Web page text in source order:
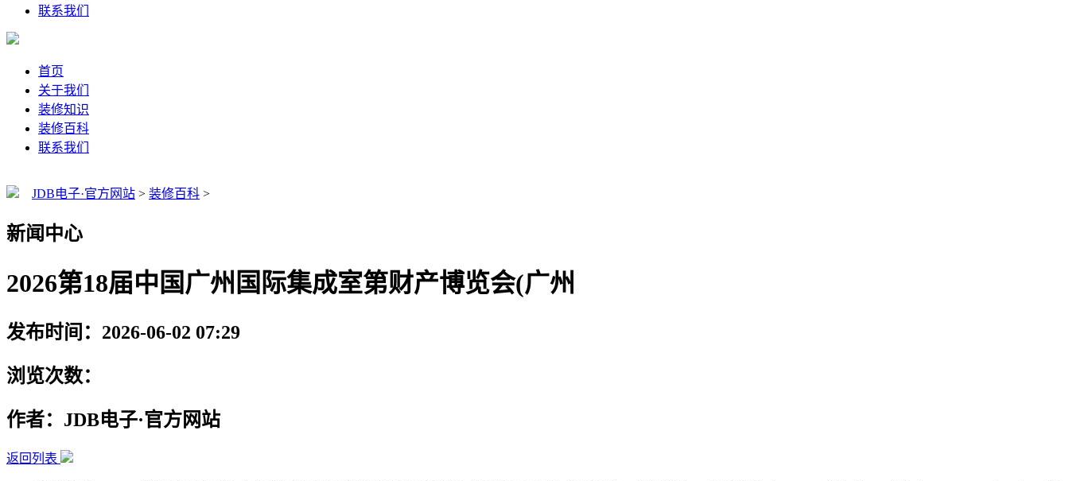
联系我们
首页
关于我们
装修知识
装修百科
联系我们
JDB电子·官方网站 > 装修百科 >
新闻中心
2026第18届中国广州国际集成室第财产博览会(广州
发布时间：2026-06-02 07:29
浏览次数：
作者：JDB电子·官方网站
返回列表